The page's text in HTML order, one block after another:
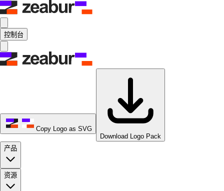
控制台
Copy Logo as SVG
Download Logo Pack
产品
资源